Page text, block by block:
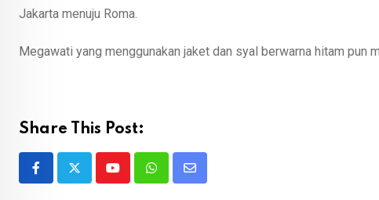
Jakarta menuju Roma.
Megawati yang menggunakan jaket dan syal berwarna hitam pun
Share This Post:
YoutubeWhatsappShare